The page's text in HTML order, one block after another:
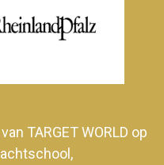
TARGET WORLD op